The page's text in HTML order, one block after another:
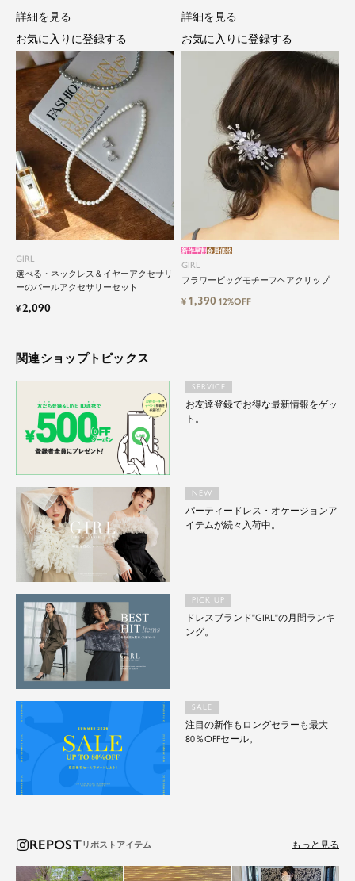
と気軽に自由にドレスを楽しみたい
ドレスは女性にとって永遠のファッションアイテ
ム。クローゼットに一着は用意しておきたいもの
の一つ。
ドレスが持つ女性を美しく見せる力は、ファッシ
ョンアイテムの中でも特別なものです。
特別な日だけではもったいない もっと気軽にもっ
と自由にドレスを楽しみたい...
そんな気持ちを叶えたい。それが、ドレスブラン
ドガールです。
GIRL
選べる・ネックレス＆イヤーアクセサリ
ーのパールアクセサリーセット
¥2,090
詳細を見る
お気に入りに登録する
GIRL
フラワービッグモチーフヘアクリップ
新作早割会員価格
¥ 1,390 12%OFF
詳細を見る
お気に入りに登録する
関連ショップトピックス
SERVICE
お友達登録でお得な最新情報をゲッ
ト。
NEW
パーティードレス・オケージョンア
イテムが続々入荷中。
PICK UP
ドレスブランド"GIRL"の月間ランキ
ング。
SALE
注目の新作もロングセラーも最大
80％OFFセール。
REPOST もっと見る